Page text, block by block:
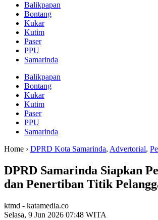
Balikpapan
Bontang
Kukar
Kutim
Paser
PPU
Samarinda
Balikpapan
Bontang
Kukar
Kutim
Paser
PPU
Samarinda
Home › DPRD Kota Samarinda, Advertorial,
DPRD Samarinda Siapkan
dan Penertiban Titik
ktmd - katamedia.co
Selasa, 9 Jun 2026 07:48 WITA